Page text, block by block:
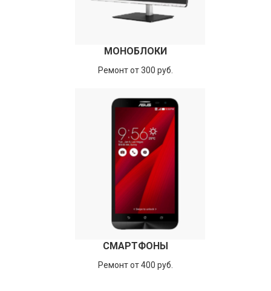
МОНОБЛОКИ
Ремонт от 300 руб.
СМАРТФОНЫ
Ремонт от 400 руб.